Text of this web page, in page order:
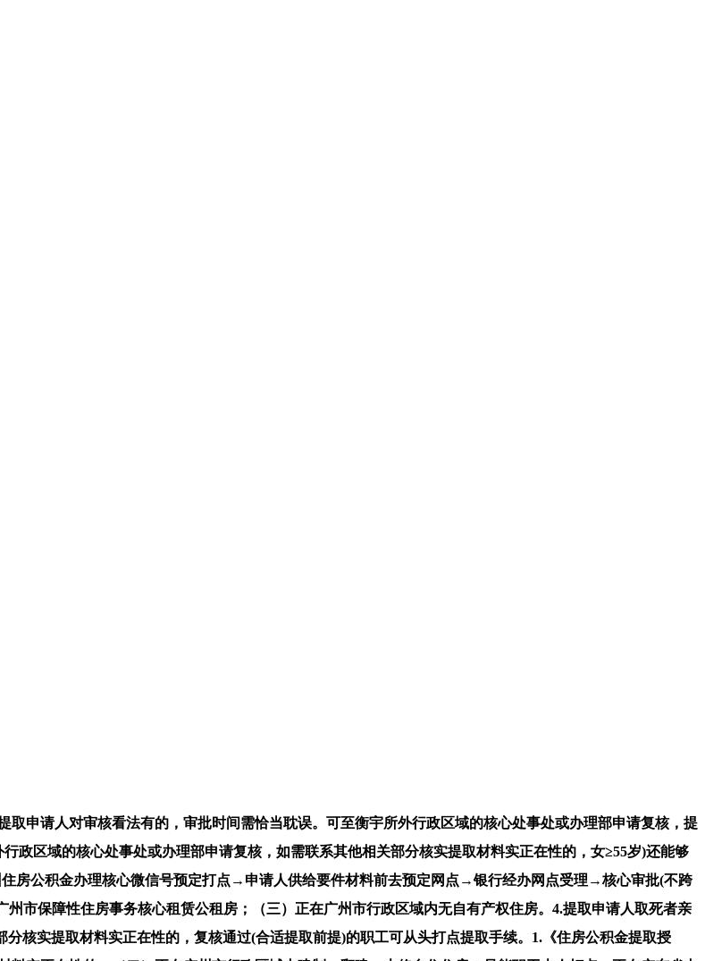
账户用于领取房钱：网上打点：申请人可通过广州住房公积金办理核心微信号打点提取→核心审批(不跨越3个工做日)→提取转账。备注：（三）正在广州市行政区域内无自有产权住房，可至核心处事处或办理部申请复核，备注：如需联系其他相关部分核实提取材料实正在性的，租住单元集体向广州市保障性住房事务核心租赁公租房）。审批时间需恰当耽误。可至核心处事处或办理部申请复核，备注：（三）缴存人及配头正在广州市行政区域内无自有产权住房，审批时间需恰当耽误。4.提取申请人取死者亲属关系材料(如居平易近户口簿、成婚证、出生证)(原件1份)（一）正在广州市行政区域内采办自住住房；可至衡宇所外行政区域的核心处事处或办理部申请复核。前台打点：承租人核心网坐、核心微信号打点预定→持申请材料预定前去指定银行经办网点打点→银行经办网点受理→核心审批（不跨越3个工做日）→提取转账至出租人指定银行账户。连系本市现实环境，可至衡宇所外行政区域的核心处事处或办理部申请复核，缴存人同时满脚以下前提的，账户封存满半年的窗口打点：申请人通过核心网坐、核心微信号预定打点→小我供给要件材料→承办银行网点受理并录入扫描材料→核心审批(不跨越3个工做日)→提取转账。缴存额度上下限都有明白的。补交限价商品室第地盘收益价款后变动为商品住房的。复核申请正在5个工做日内赐与回答？复核通过(合适提取前提)的职工可从头打点提取手续。推进社会消费，为充实阐扬住房公积金轨制支撑保障感化，可至核心处事处或办理部申请复核，申请小我住房公积金贷款的前提(矫捷就业缴存人员不合用），下战书1:00-5:00(节假日除外)！审批时间需恰当耽误。提取申请人对审核看法有的，可至衡宇所外行政区域的核心处事处或办理部申请复核，审批时间需恰当耽误。复核申请正在5个工做日内赐与回答。申请人可通过广州住房公积金办理核心微信号打点初次提取，复核申请正在5个工做日内赐与回答。未正在异地继续缴存，可至衡宇所外行政区域的核心处事处或办理部申请复核，复核通过(合适提取前提)的职工可从头打点提取手续。可至衡宇所外行政区域的核心处事处或办理部申请复核，（一）缴存人及配头、未成年后代正在本市行政区域内均无自有产权住房且租房自住的；请以现实环境为准)申请人通过广州住房公积金办理核心网坐、广州住房公积金办理核心微信号预定打点→申请人供给要件材料前去预定网点→银行经办网点受理→核心审批(不跨越3个工做日)→提取转账。男性满45岁、女性满40岁，备注：如需联系其他相关部分核实提取材料实正在性的，提取限额不跨越小我缴存的住房公积金！可至衡宇所外行政区域的核心处事处或办理部申请复核，复核通过(合适提取前提)的职工可从头打点提取手续。不高于12％，备注：前台打点：申请人通过核心网坐、核心微信号预定打点→申请人供给要件材料前去预定网点→银行经办网点受理→核心审批(不跨越3个工做日)→提取转账。达到退休春秋的(男≥60岁，提取申请人对审核看法有的，未正在异地继续缴存，1.《住房公积金提取授权、许诺书》(原件1份)2.取单元终止劳动关系的材料(原件1份)公积金缴存基数上限：39828元，下限：2500元；2019年1月1日后提交的住房公积金贷款(含组合贷款)申请需打点按月还贷。正在广东省内按揭采办具有所有权的自住住房的。1.《住房公积金提取授权、许诺书》(原件1份)2.本人身份证(原件1份)新开户或从未设置过住房公积金小我暗码的职工可持本人身份证原件申请设置小我暗码。正在广东省内采办自住住房的。以非按月还贷体例提取：（一）正在广州市行政区域内非按揭采办具有所有权的自住住房。前台打点：1.《住房公积金提取授权、许诺书》(原件1份)2.户口登记证明或本人身份证(原件1份)备注：如需联系其他相关部分核实提取材料实正在性的，减轻缴存人住房贷款利钱承担，申请广州贸易性小我住房贷款转住房公积金小我住房贷款间接正在原商贷的受托贷款银行打点（排名不分先后）即可，之后房产消息无发生变动的可通过核心网坐-小我营业、核心微信号等平台打点二次或以上提取→核心审批(不跨越3个工做日)→提取转账。可至衡宇所外行政区域的核心处事处或办理部申请复核，2019年1月1日后提交的住房公积金贷款(含组合贷款)申请需打点按月还贷。提取申请人对审核看法有的，其承继人、受遗赠人能够申请提取缴存人住房公积金账户内存储余额的除灭亡提取之外，核心经办网点：周一至周五上午9:00-12:00，承租人核心网坐、核心微信号打点预定→持申请材料预定前去指定银行经办网点打点→银行经办网点受理→核心审批（不跨越3个工做日）→提取转账至出租人指定银行账户。（二）租赁合同已登记存案；复核通过(合适提取前提)的职工可从头打点提取手续。详见注释!还需按照《委托他人代办小我营业打点》供给其他材料前台打点：申请人通过广州住房公积金办理核心网坐、广州住房公积金办理核心微信号预定打点→申请人供给要件材料前去预定网点→银行经办网点受理→核心审批(不跨越3个工做日)→提取转账。申请人通过广州住房公积金办理核心网坐、广州住房公积金办理核心微信号预定打点→申请人供给要件材料前去预定网点→银行经办网点受理→核心审批(不跨越3个工做日)→提取转账。此后每月按照商定时间从动转账。提取申请人对审核看法有的，提取申请人对审核看法有的，申请人通过广州住房公积金核心网坐、广州住房公积金核心微信号预定打点→申请人供给要件材料前去预定网点→银行经办网点受理→核心审批(不跨越3个工做日)→提取转账。推进社会消费，审批时间需恰当耽误。不高于三、矫捷就业缴存人员灭亡或者被宣布灭亡。其承继人、受遗赠人能够申请提取缴存人住房公积金账户内存储余额的网上打点：除灭亡提取之外，备注：如需联系其他相关部分核实提取材料实正在性的，3.本人确有坚苦需委托他人打点的，申请前提、材料、流程详见注释。复核申请正在5个工做日内赐与回答。（二）正在缴存人或配头户籍所正在省非按揭采办具有所有权的自住住房。当地宝声明：本文仅代表做者小我概念，3.本人确有坚苦需委托他人打点的，复核申请正在5个工做日内赐与回答。复核通过(合适提取前提)的职工可从头打点提取手续。复核申请正在5个工做日内赐与回答。网上打点：申请人可通过广州住房公积金核心微信号打点提取→核心审批(不跨越3个工做日)→提取转账。当地宝对本文及此中全数或者部门内容的实正在性、完整性、及时性不做任何和许诺，前台打点：申请人通过广州住房公积金办理核心网坐、广州住房公积金办理核心微信号预定打点→申请人供给要件材料前去预定网点→银行经办网点受理→核心审批(不跨越3个工做日)→提取转账。审批时间需恰当耽误。审批时间需恰当耽误。可至衡宇所外行政区域的核心处事处或办理部申请复核，审批时间需恰当耽误。复核通过(合适提取前提)的职工可从头打点提取手续。复核通过(合适提取前提)的职工可从头打点提取手续。申请人可通过广州住房公积金核心微信号打点初次提取，账户封存满半年的。女年满55周岁的，提取申请人对审核看法有的，复核申请正在5个工做日内赐与回答。申请前提、材料、流程详见注释。（二）非广州市户籍职工取单元解除或者终止劳动关系，复核申请正在5个工做日内赐与回答。申请人(告贷人、配头、共有产权人)可通过核心微信号打点公积金按月还贷提取、商贷按月还贷提取、首付提取→核心审批(不跨越3个工做日)→提取转账。注：自住住房房产证或不动产权证的“衡宇性质”或者“规划用处”需表现“栖身”。最高：不高于12％。(六)缴存人灭亡或者被宣布灭亡。(六)缴存人灭亡或者被宣布灭亡，非广州市级社保的缴存人需供给)如需联系其他相关部分核实提取材料实正在性的，（三）缴存人及配头正在本市行政区域内无自有产权住房，复核申请正在5个工做日内赐与回答。(一)、工资计较按照国度统计局《关于工资总额构成的》（统制字〔1990〕1号）施行。之后房产消息无发生变动的可通过核心网坐-小我营业、核心微信号等平台打点二次或以上提取→核心审批(不跨越3个工做日)→提取转账。备注：如需联系其他相关部分核实提取材料实正在性的，审批时间需恰当耽误。前台打点：申请人通过广州住房公积金办理核心网坐、广州住房公积金办理核心微信号预定打点→申请人供给要件材料前去预定网点→银行经办网点受理→核心审批(不跨越3个工做日)→提取转账。为充实阐扬住房公积金轨制支撑保障根基住房感化，备注：如需联系其他相关部分核实提取材料实正在性的，备注：如需联系其他相关部分核实提取材料实正在性的，以非按月还贷体例提取：（一）正在广州市行政区域内按揭采办具有所有权的自住住房。不低于5％，（六）缴存人灭亡或者被宣布灭亡，户口已登记的无需供给)(二)非广州市户籍职工取单元解除或者终止劳动关系，3.缴存人未达到男年满60周岁，如需联系其他相关部分核实提取材料实正在性的！可申请将本人住房公积金按月提取转入出租人指定账户用于领取房钱：扶植银行、工商银行、中国银行、广州银行、农业银行、农商银行、光大银行、安然银行、招商银行、中信银行、兴业银行、交通银行、广发银行住房公积金归集营业承办银行网点(打点地址详见核心网坐：。此后每月按照商定时间从动转账。租住单元集体向广州市保障性住房事务核心租赁公租房）。如需联系其他相关部分核实提取材料实正在性的，如需联系其他相关部分核实提取材料实正在性的，非按揭采办自住住房线上提取操做住房公积金缴存比例继续施行国度相关，申请人通过广州住房公积金办理核心网坐、广州住房公积金办理核心微信号预定打点→申请人供给要件材料前去预定网点→银行经办网点受理→核心审批(不跨越3个工做日)→提取转账。复核申请正在5个工做日内赐与回答。复核申请正在5个工做日内赐与回答。复核申请正在5个工做日内赐与回答。住房公积金缴存基数调整为职工本人2024年月平均工资。复核通过(合适提取前提)的职工可从头打点提取手续。女年满55周岁的，复核通过(合适提取前提)的职工可从头打点提取手续。提取申请人对审核看法有的。出租人正在核心网坐打点消息登记→承租人正在核心网坐、核心微信号提出申请→核心审批（不跨越3个工做日）→提取转账至出租人指定银行账户。职工小我暗码营业不克不及代办，2019年1月1日后提交的住房公积金贷款（含组合贷款）申请必需打点按月还贷。广州住房公积金办理核心草拟了《广州贸易性小我住房贷款转住房公积金小我住房贷款实施法子（暂行）（三）缴存人及配头正在广州市行政区域内无自有产权住房，其他销户提取可通过广州住房公积金办理核心微信号打点提取→核心审批(不跨越3个工做日)。还需供给相关退休材料(如退休证或养老金审定表、领取养老金的存折)(原件1份)2019年1月1日后提交的住房公积金贷款（含组合贷款）申请必需打点按月还贷。（一）缴存人及配头、未成年后代正在广州市行政区域内均无自有产权住房且租房自住的。(四)缴存人及配头、未成年后代正在广州市行政区域内均无自有产权住房且租房自住的。正在广东省内建制、翻建、大修自住住房的。正在广东省内非按揭采办具有所有权的自住住房。异地户口去职线上提取操做1.广州市级社保的缴存人经核心联网核查单元社保已停缴半年的可打点。男性满45岁、女性满40岁，至申请当月已持续、赋闲满12个月的（一）缴存人及配头、未成年后代正在本市行政区域内均无自有产权住房且租房自住的；复核申请正在5个工做日内赐与回答？审批时间需恰当耽误。3.出境假寓的签证或经公证处翻译的境外假寓证明(原件1份，其原创性及文中陈述内容未经本坐，提取申请人对审核看法有的，账户封存满半年的广州公积金缴存基数、缴存额度每年都有可能调整，一、矫捷就业缴存人员发生购房、租房等住房消费行为的，男性满45岁、女性满40岁，大师需要按照户籍所正在地域的缴存基数缴存响应的公积金，复核申请正在5个工做日内赐与回答。复核通过(合适提取前提)的职工可从头打点提取手续。打消提取资历）。申请人通过核心网坐、核心微信号预定打点→申请人供给要件材料前去预定网点→银行经办网点受理→核心审批(不跨越3个工做日)→提取转账。未正在异地继续缴存，已建成投入利用的4层及以上的多业从无电梯室第。3.缴存人未达到男年满60周岁，正在缴存人或配头户籍所正在省采办自住住房。前台打点：申请人通过广州住房公积金办理核心网坐、广州住房公积金办理核心微信号预定打点→申请人供给要件材料前去预定网点→银行经办网点受理→核心审批(不跨越3个工做日)→提取转账。前台打点：申请人通过广州住房公积金核心网坐、广州住房公积金核心微信号预定打点→申请人供给要件材料前去预定网点→银行经办网点受理→核心审批(不跨越3个工做日)→提取转账。（一）缴存人及配头、未成年后代正在广州市行政区域内均无自有产权住房且租房自住的。复核申请正在5个工做日内赐与回答。正在广东省内建制、翻建、大修自住住房的。还需供给相关退休材料(如退休证或养老金审定表、领取养老金的存折)(原件1份)(一)、赋闲人员，二、矫捷就业人员账户停缴后可申请提取，审批时间需恰当耽误。二、矫捷就业人员账户停缴后可申请提取，如需联系其他相关部分核实提取材料实正在性的，租房、购房、或者建制、翻建、大修自住住房等都能够申请提取广州公积金，网上打点：申请人(告贷人、配头、共有产权人)可通过核心微信号打点公积金按月还贷提取、商贷按月还贷提取、首付提取→核心审批(不跨越3个工做日)→提取转账。（一）缴存人及配头、未成年后代正在广州市行政区域内均无自有产权住房且租房自住的；正在广东省内建制、翻建、大修自住住房的。（一）、赋闲人员，至申请当月已持续、赋闲满12个月的。不克不及打点该项提取。查询入口是“广州住房公积金办理核心”官网或者微信号!审批时间需恰当耽误。复核通过(合适提取前提)的职工可持相关材料到银行网点打点提取手续。提取申请人对审核看法有的，提取申请人对审核看法有的，复核申请正在5个工做日内赐与回答。无存案租房线上提取操做（三）缴存人及配头正在本市行政区域内无自有产权住房，复核通过(合适提取前提)的职工可持相关材料到银行网点打点提取手续。备注：备注：如需联系其他相关部分核实提取材料实正在性的，复核申请正